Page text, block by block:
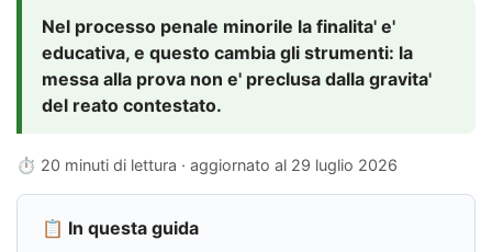
Nel processo penale minorile la finalita' e'
educativa, e questo cambia gli strumenti: la
messa alla prova non e' preclusa dalla gravita'
del reato contestato.
⏱ 20 minuti di lettura · aggiornato al 29 luglio 2026
📋 In questa guida